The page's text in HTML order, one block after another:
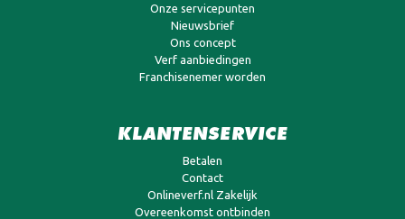
Onze servicepunten
Nieuwsbrief
Ons concept
Verf aanbiedingen
Franchisenemer worden
KLANTENSERVICE
Betalen
Contact
Onlineverf.nl Zakelijk
Overeenkomst ontbinden